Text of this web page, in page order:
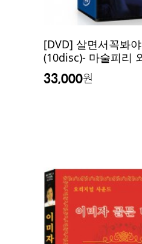
[DVD] 살면서꼭봐
(10disc)- 마술피리
33,000원